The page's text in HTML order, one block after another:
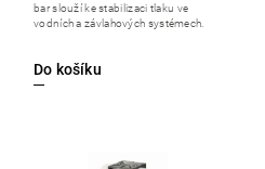
Do košíku
bar slouží ke stabilizaci tlaku ve
vodních a závlahových systémech.